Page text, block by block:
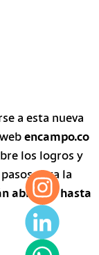
a esta nueva
encampo.co
los logros y
para la
abiertas hasta